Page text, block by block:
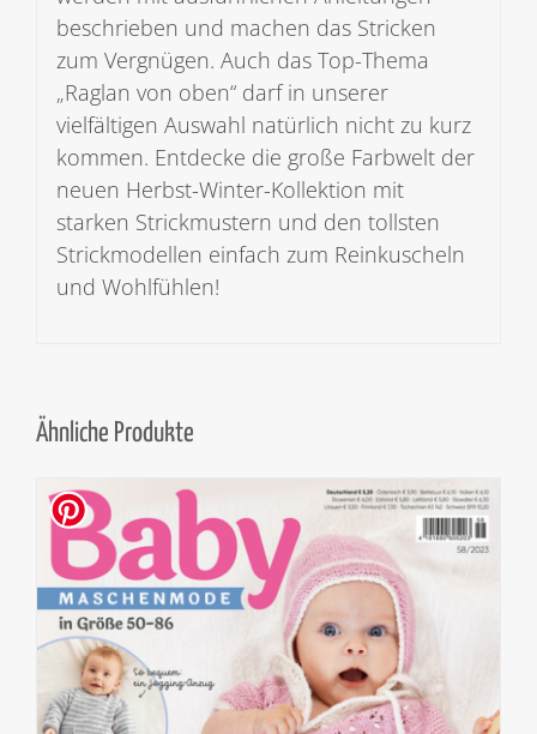
beschrieben und machen das Stricken
zum Vergnügen. Auch das Top-Thema
„Raglan von oben“ darf in unserer
vielfältigen Auswahl natürlich nicht zu kurz
kommen. Entdecke die große Farbwelt der
neuen Herbst-Winter-Kollektion mit
starken Strickmustern und den tollsten
Strickmodellen einfach zum Reinkuscheln
und Wohlfühlen!
Ähnliche Produkte